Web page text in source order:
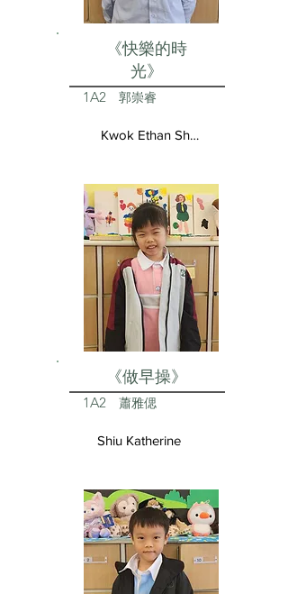
《快樂的時
光》
1A2 郭崇睿
Kwok Ethan Shun Yui
《做早操》
1A2 蕭雅偲
Shiu Katherine